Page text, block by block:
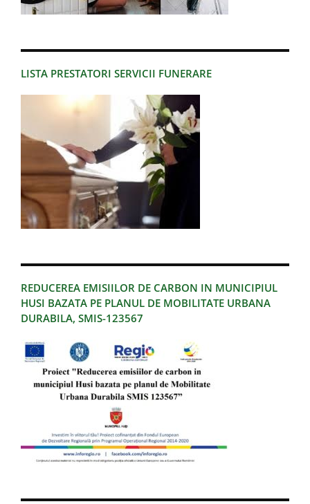
LISTA PRESTATORI SERVICII FUNERARE
REDUCEREA EMISIILOR DE CARBON IN MUNICIPIUL
HUSI BAZATA PE PLANUL DE MOBILITATE URBANA
DURABILA, SMIS-123567